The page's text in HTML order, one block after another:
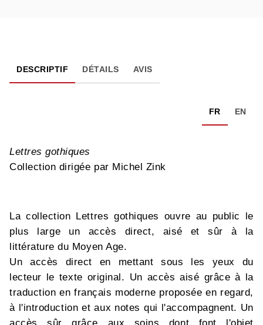
DESCRIPTIF DÉTAILS AVIS
FR EN
Lettres gothiques
Collection dirigée par Michel Zink
La collection Lettres gothiques ouvre au public le
plus large un accès direct, aisé et sûr à la
littérature du Moyen Age.
Un accès direct en mettant sous les yeux du
lecteur le texte original. Un accès aisé grâce à la
traduction en français moderne proposée en regard,
à l'introduction et aux notes qui l'accompagnent. Un